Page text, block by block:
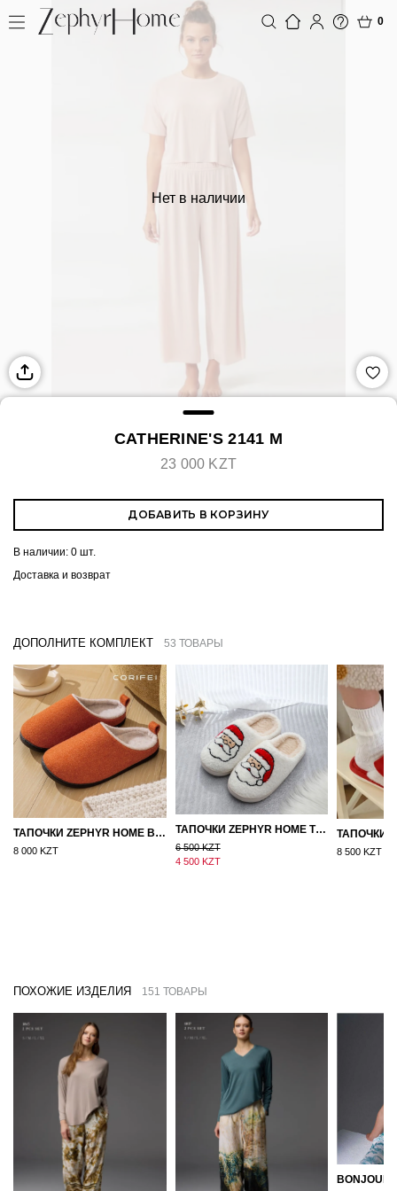
0
Нет в наличии
CATHERINE'S 2141 M
23 000 KZT
ДОБАВИТЬ В КОРЗИНУ
В наличии: 0 шт.
Доставка и возврат
ДОПОЛНИТЕ КОМПЛЕКТ 53 ТОВАРЫ
ТАПОЧКИ ZEPHYR HOME ВОЙЛОК ОРАНЖЕВЫЙ
8 000 KZT
ТАПОЧКИ ZEPHYR HOME ТЕДДИ ДЕД МОРОЗ NEW
6 500 KZT
4 500 KZT
8 500 KZT
ПОХОЖИЕ ИЗДЕЛИЯ 151 ТОВАРЫ